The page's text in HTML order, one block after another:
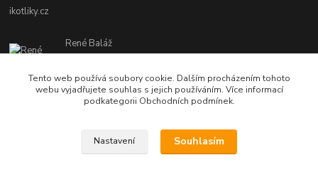
ikotliky.cz
René Baláž
Eshop: +421 902 212 007
od 8:00 - do 16:00 hod
info@ikotliky.cz
Tento web používá soubory cookie. Dalším procházením tohoto
webu vyjadřujete souhlas s jejich používáním. Více informací
podkategorii Obchodních podmínek.
Nastavení Souhlasím